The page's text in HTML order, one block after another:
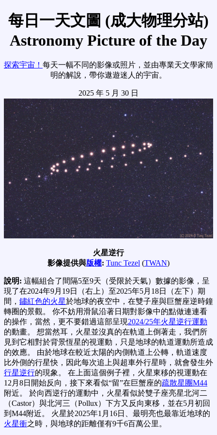
每日一天文圖 (成大物理分站)
Astronomy Picture of the Day
探索宇宙！ 每天一幅不同的影像或照片，並由專業天文學家簡
明的解說，帶你遨遊迷人的宇宙。
2025 年 5 月 30 日
火星逆行
影像提供與版權: Tunc Tezel (TWAN)
說明: 這幅組合了間隔5至9天（受限於天氣）數據的影像，呈
現了在2024年9月19日（右上）至2025年5月18日（左下）期
間， 鏽紅色的火星於地球的夜空中，在雙子座與巨蟹座逆時鐘
轉圈的景觀。 你不妨用滑鼠沿著日期對影像中的點做連連看
的操作，當然，更不要錯過這部呈現2024/25年火星逆行運動
的動畫。 想當然耳，火星並沒真的在軌道上倒著走，我們所
見到它相對於背景恆星的視運動，只是地球的軌道運動所造成
的效應。 由於地球在較近太陽的內側軌道上公轉，軌道速度
比外側的行星快，因此每次追上與超車外行星時，就會發生外
行星逆行的現象。 在上面這個例子裡，火星東移的視運動在
12月8日開始反向，接下來看似“留”在巨蟹座的疏散星團M44
附近。 於向西逆行的運動中，火星看似於雙子座亮星北河二
（Castor）與北河三（Pollux）下方又反向東移，並在5月初回
到M44附近。 火星於2025年1月16日、最明亮也最靠近地球的
火星衝之時，與地球的距離僅有9千6百萬公里。